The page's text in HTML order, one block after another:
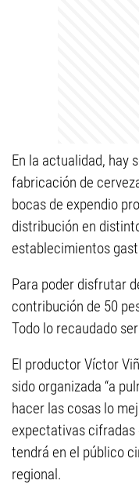
En la actualidad, hay
fabricación de
bocas de expendio
distribución en
establecimientos
Para poder disfrutar
contribución de 50
Todo lo recaudado
El productor Víctor
sido organizada “a
hacer las cosas lo
expectativas cifradas
tendrá en el público
regional.